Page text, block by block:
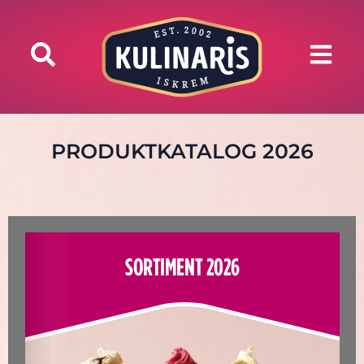
PRODUKTKATALOG 2026